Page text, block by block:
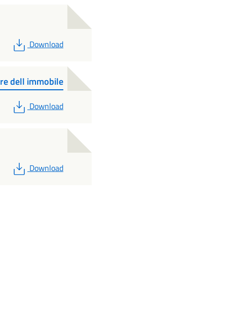
PDF
Download
dell immobile
PDF
Download
PDF
Download